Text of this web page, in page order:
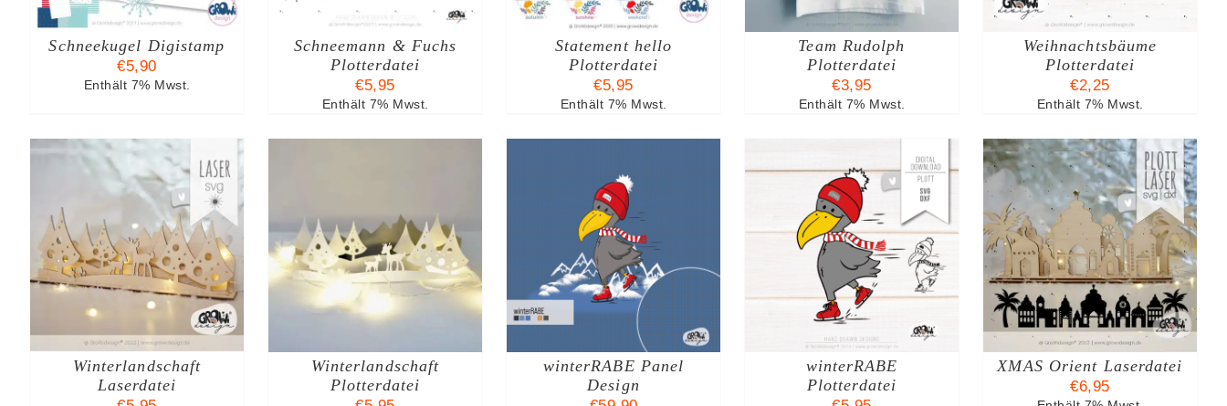
Schneekugel Digistamp
€5,90
Enthält 7% Mwst.
Schneemann & Fuchs
Plotterdatei
€5,95
Enthält 7% Mwst.
Statement hello
Plotterdatei
€5,95
Enthält 7% Mwst.
Team Rudolph
Plotterdatei
€3,95
Enthält 7% Mwst.
Weihnachtsbäume
Plotterdatei
€2,25
Enthält 7% Mwst.
Winterlandschaft
Laserdatei
IN DEN WARENKORB
/
DETAILS
Winterlandschaft
Plotterdatei
AUSFÜHRUNG
WÄHLEN DIESES
PRODUKT
WEIST
MEHRERE
DIE
OPTIONEN
KÖNNEN
/ DETAILS
winterRABE Panel
Design
IN DEN WARENKORB
DETAILS
winterRABE
Plotterdatei
IN DEN WARENKORB
/
DETAILS
XMAS Orient Laserdatei
€6,95